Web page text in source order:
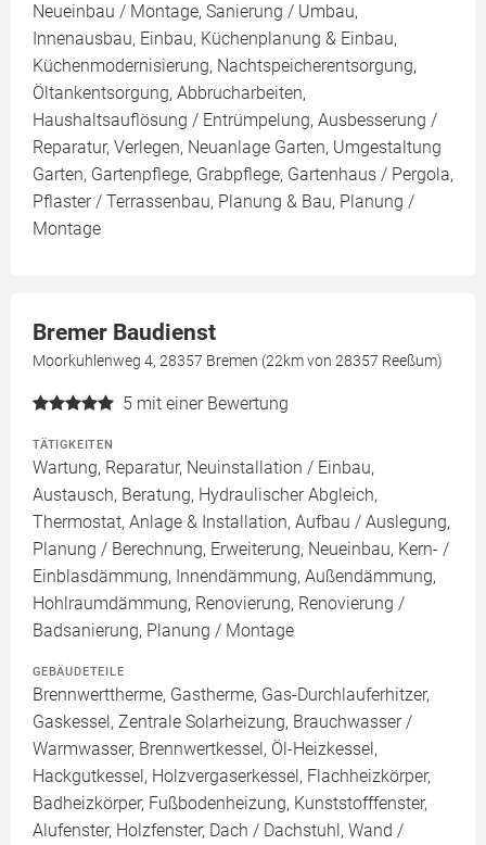
Neueinbau / Montage, Sanierung / Umbau,
Innenausbau, Einbau, Küchenplanung & Einbau,
Küchenmodernisierung, Nachtspeicherentsorgung,
Öltankentsorgung, Abbrucharbeiten,
Haushaltsauflösung / Entrümpelung, Ausbesserung /
Reparatur, Verlegen, Neuanlage Garten, Umgestaltung
Garten, Gartenpflege, Grabpflege, Gartenhaus / Pergola,
Pflaster / Terrassenbau, Planung & Bau, Planung /
Montage
Bremer Baudienst
Moorkuhlenweg 4, 28357 Bremen (22km von 28357 Reeßum)
5 mit einer Bewertung
TÄTIGKEITEN
Wartung, Reparatur, Neuinstallation / Einbau,
Austausch, Beratung, Hydraulischer Abgleich,
Thermostat, Anlage & Installation, Aufbau / Auslegung,
Planung / Berechnung, Erweiterung, Neueinbau, Kern- /
Einblasdämmung, Innendämmung, Außendämmung,
Hohlraumdämmung, Renovierung, Renovierung /
Badsanierung, Planung / Montage
GEBÄUDETEILE
Brennwerttherme, Gastherme, Gas-Durchlauferhitzer,
Gaskessel, Zentrale Solarheizung, Brauchwasser /
Warmwasser, Brennwertkessel, Öl-Heizkessel,
Hackgutkessel, Holzvergaserkessel, Flachheizkörper,
Badheizkörper, Fußbodenheizung, Kunststofffenster,
Alufenster, Holzfenster, Dach / Dachstuhl, Wand /